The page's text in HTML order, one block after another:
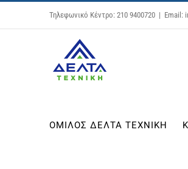
Τηλεφωνικό Κέντρο: 210 9400720 | Email:
ΟΜΙΛΟΣ ΔΕΛΤΑ ΤΕΧΝΙΚΗ